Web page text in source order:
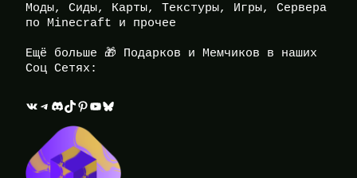
Моды, Сиды, Карты, Текстуры, Игры, Сервера
по Minecraft и прочее
Ещё больше 🎁 Подарков и Мемчиков в наших
Соц Сетях:
ВКонтакте Telegram Discord TikTok Pinterest YouTube Bluesky